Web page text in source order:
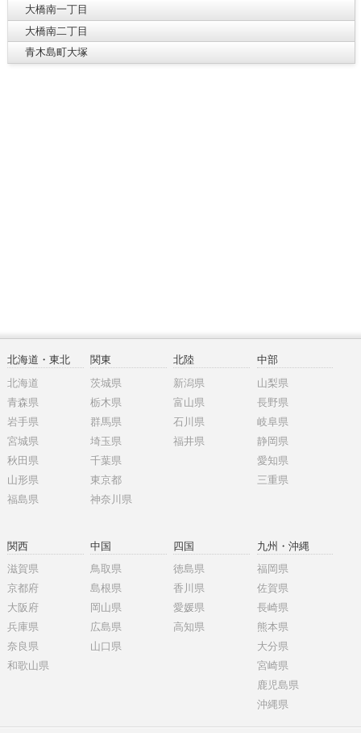
大橋南一丁目
大橋南二丁目
青木島町大塚
北海道・東北
北海道
青森県
岩手県
宮城県
秋田県
山形県
福島県
関東
茨城県
栃木県
群馬県
埼玉県
千葉県
東京都
神奈川県
北陸
新潟県
富山県
石川県
福井県
中部
山梨県
長野県
岐阜県
静岡県
愛知県
三重県
関西
滋賀県
京都府
大阪府
兵庫県
奈良県
和歌山県
中国
鳥取県
島根県
岡山県
広島県
山口県
四国
徳島県
香川県
愛媛県
高知県
九州・沖縄
福岡県
佐賀県
長崎県
熊本県
大分県
宮崎県
鹿児島県
沖縄県